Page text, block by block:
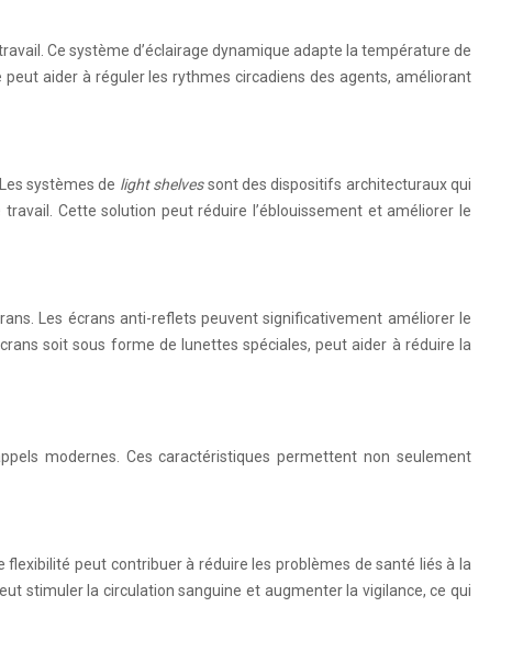
Ce système d’éclairage dynamique adapte la température de
aider à réguler les rythmes circadiens des agents, améliorant
systèmes de light shelvessont des dispositifs architecturaux qui
Cette solution peut réduire l’éblouissement et améliorer le
Les écrans anti-reflets peuvent significativement améliorer le
soit sous forme de lunettes spéciales, peut aider à réduire la
modernes. Ces caractéristiques permettent non seulement
peut contribuer à réduire les problèmes de santé liés à la
stimuler la circulation sanguine et augmenter la vigilance, ce qui